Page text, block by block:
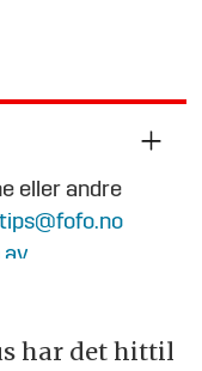
eller andre
tips@fofo.no
av
har det hittil